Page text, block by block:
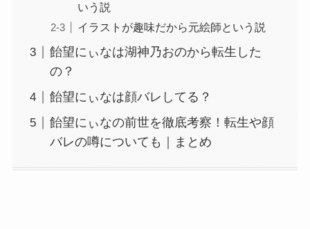
いう説
イラストが趣味だから元絵師という説
飴望にぃなは湖神乃おのから転生した
の？
飴望にぃなは顔バレしてる？
飴望にぃなの前世を徹底考察！転生や顔
バレの噂についても｜まとめ